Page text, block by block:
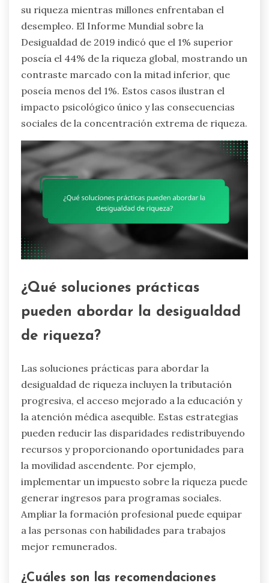
su riqueza mientras millones enfrentaban el
desempleo. El Informe Mundial sobre la
Desigualdad de 2019 indicó que el 1% superior
poseía el 44% de la riqueza global, mostrando un
contraste marcado con la mitad inferior, que
poseía menos del 1%. Estos casos ilustran el
impacto psicológico único y las consecuencias
sociales de la concentración extrema de riqueza.
¿Qué soluciones prácticas
pueden abordar la desigualdad
de riqueza?
Las soluciones prácticas para abordar la
desigualdad de riqueza incluyen la tributación
progresiva, el acceso mejorado a la educación y
la atención médica asequible. Estas estrategias
pueden reducir las disparidades redistribuyendo
recursos y proporcionando oportunidades para
la movilidad ascendente. Por ejemplo,
implementar un impuesto sobre la riqueza puede
generar ingresos para programas sociales.
Ampliar la formación profesional puede equipar
a las personas con habilidades para trabajos
mejor remunerados.
¿Cuáles son las recomendaciones